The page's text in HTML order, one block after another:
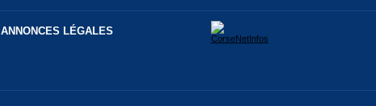
ANNONCES LÉGALES